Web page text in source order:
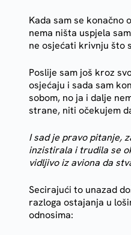
Kada sam se konačno
nema ništa uspjela
ne osjećati krivnju što
Poslije sam još kroz
osjećaju i sada sam
sobom, no ja i dalje
strane, niti očekujem
I sad je pravo pitanje,
inzistirala i trudila se
vidljivo iz aviona da
Secirajući to unazad
razloga ostajanja u
odnosima: